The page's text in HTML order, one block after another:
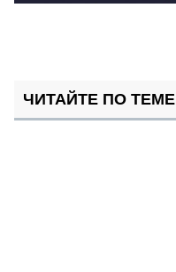
ЧИТАЙТЕ ПО ТЕМЕ